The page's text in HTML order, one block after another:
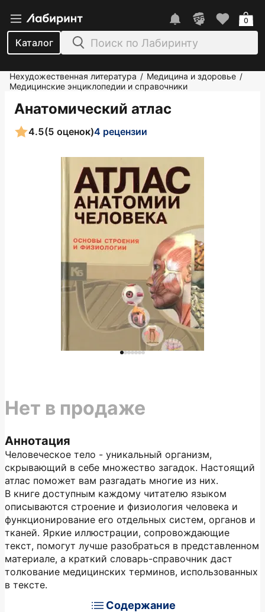
Каталог
0
Нехудожественная литература / Медицина и здоровье /
Медицинские энциклопедии и справочники
Анатомический атлас
4.5(5 оценок)4 рецензии
Аннотация
Человеческое тело - уникальный организм,
скрывающий в себе множество загадок. Настоящий
атлас поможет вам разгадать многие из них.
В книге доступным каждому читателю языком
описываются строение и физиология человека и
функционирование его отдельных систем, органов и
тканей. Яркие иллюстрации, сопровождающие
текст, помогут лучше разобраться в представленном
материале, а краткий словарь-справочник даст
толкование медицинских терминов, использованных
в тексте.
Содержание
Нет в продаже